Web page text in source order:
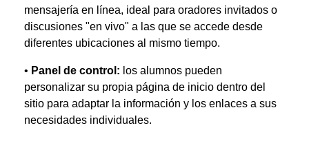
mensajería en línea, ideal para oradores invitados o
discusiones "en vivo" a las que se accede desde
diferentes ubicaciones al mismo tiempo.
• Panel de control: los alumnos pueden
personalizar su propia página de inicio dentro del
sitio para adaptar la información y los enlaces a sus
necesidades individuales.